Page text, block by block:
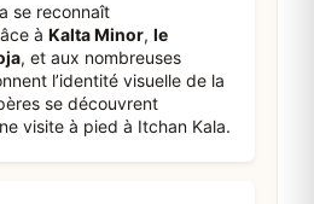
se reconnaît
à Kalta Minor, le
, et aux nombreuses
l’identité visuelle de la
se découvrent
visite à pied à Itchan Kala.